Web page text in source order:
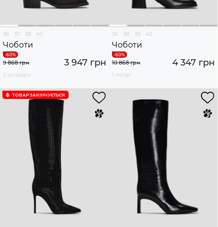
36 37 38 40
Чоботи
3 947 грн
9 868 грн
2 кольори
36 38 39 40
Чоботи
4 347 грн
10 868 грн
1 колір
ТОВАР ЗАКІНЧУЄTЬСЯ